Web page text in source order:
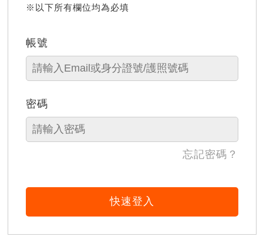
※以下所有欄位均為必填
帳號
密碼
忘記密碼？
快速登入